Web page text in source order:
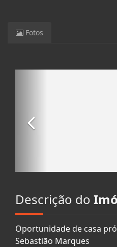
Fotos
Descrição do
Oportunidade de casa
Sebastião Marques